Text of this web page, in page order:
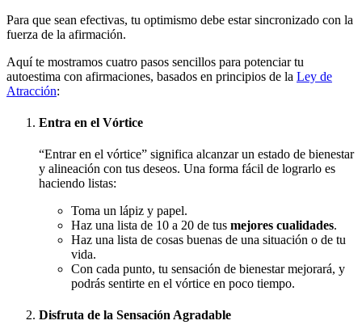
Para que sean efectivas, tu optimismo debe estar sincronizado con la
fuerza de la afirmación.
Aquí te mostramos cuatro pasos sencillos para potenciar tu
autoestima con afirmaciones, basados en principios de la Ley de
Atracción:
Entra en el Vórtice
“Entrar en el vórtice” significa alcanzar un estado de bienestar
y alineación con tus deseos. Una forma fácil de lograrlo es
haciendo listas:
Toma un lápiz y papel.
Haz una lista de 10 a 20 de tus mejores cualidades.
Haz una lista de cosas buenas de una situación o de tu
vida.
Con cada punto, tu sensación de bienestar mejorará, y
podrás sentirte en el vórtice en poco tiempo.
Disfruta de la Sensación Agradable